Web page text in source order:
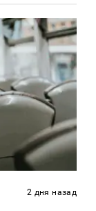
2 дня назад